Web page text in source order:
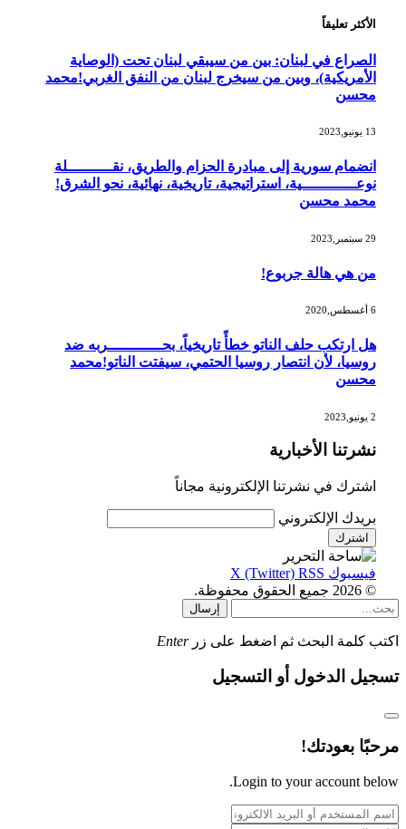
الأكثر تعليقاً
الصراع في لبنان: بين من سيبقي لبنان تحت (الوصاية
الأمريكية)، وبين من سيخرج لبنان من النفق الغربي!محمد
محسن
13 يونيو,2023
انضمام سورية إلى مبادرة الحزام والطريق، نقــــــــــلة
نوعــــــــــــية، استراتيجية، تاريخية، نهائية، نحو الشرق!
محمد محسن
29 سبتمبر,2023
من هي هالة جربوع!
هل ارتكب حلف الناتو خطأً تاريخياً، بحــــــــــــربه ضد
روسيا، لأن انتصار روسيا الحتمي، سيفتت الناتو!محمد
محسن
نشرتنا الأخبارية
اشترك في نشرتنا الإلكترونية مجاناً
بريدك الإلكتروني
فيسبوك X (Twitter) RSS
© 2026 جميع الحقوق محفوظة.
إرسال
اكتب كلمة البحث ثم اضغط على زر Enter
تسجيل الدخول أو التسجيل
مرحبًا بعودتك!
Login to your account below.